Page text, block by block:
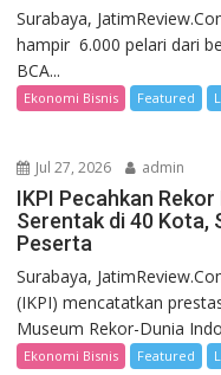
Surabaya,
hampir 6.000 pelari dari
BCA...
Ekonomi Bisnis Featured
Jul 27, 2026 admin
IKPI Pecahkan
Serentak di 40 Kota,
Peserta
Surabaya,
(IKPI) mencatatkan
Museum Rekor-Dunia
Ekonomi Bisnis Featured